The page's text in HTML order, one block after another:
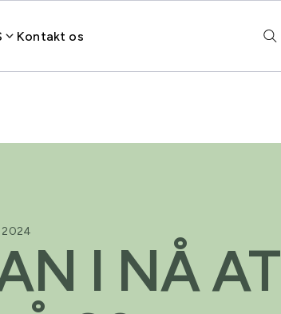
Kontakt os
2024
I NÅ AT